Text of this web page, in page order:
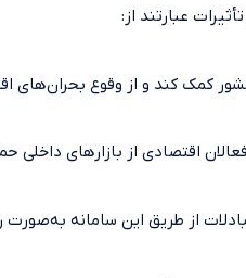
عبارتند از:
کمک کند و از وقوع بحران‌های
اقتصادی از بازارهای داخلی
از طریق این سامانه